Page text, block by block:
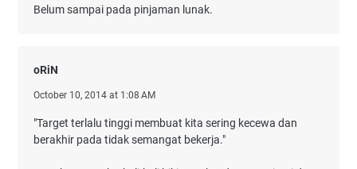
Belum sampai pada pinjaman lunak.
oRiN
October 10, 2014 at 1:08 AM
"Target terlalu tinggi membuat kita sering kecewa dan
berakhir pada tidak semangat bekerja."